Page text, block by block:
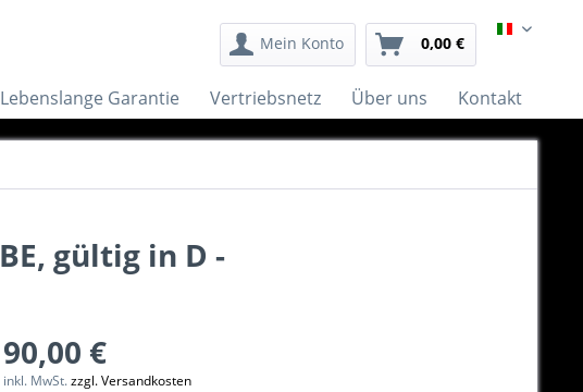
Mein Konto 0,00 € Italiano
Lebenslange Garantie Vertriebsnetz Über uns Kontakt
gültig in D -
90,00 €
inkl. MwSt.zzgl. Versandkosten